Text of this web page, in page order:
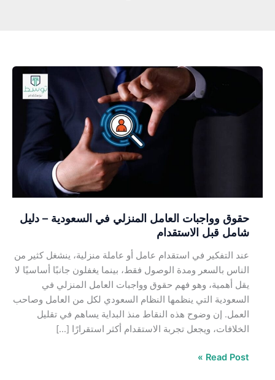
حقوق وواجبات العامل المنزلي في السعودية – دليل
شامل قبل الاستقدام
عند التفكير في استقدام عامل أو عاملة منزلية، ينشغل كثير من
الناس بالسعر ومدة الوصول فقط، بينما يغفلون جانبًا أساسيًا لا
يقل أهمية، وهو فهم حقوق وواجبات العامل المنزلي في
السعودية التي ينظمها النظام السعودي لكل من العامل وصاحب
العمل. إن وضوح هذه النقاط منذ البداية يساهم في تقليل
الخلافات، ويجعل تجربة الاستقدام أكثر استقرارًا […]
حقوق
وواجبات
المنزلي
الاستقدام
Read Post »